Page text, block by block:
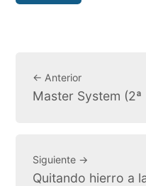
← Anterior
Master System (2ª
Siguiente →
Quitando hierro a